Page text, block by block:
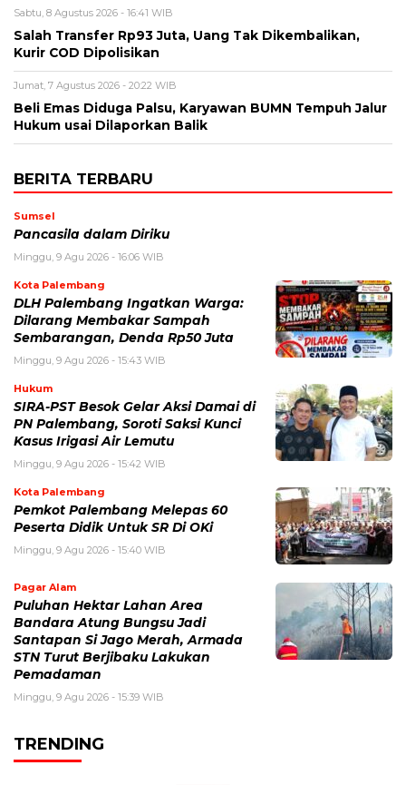
Sabtu, 8 Agustus 2026 - 16:41 WIB
Salah Transfer Rp93 Juta, Uang Tak Dikembalikan,
Kurir COD Dipolisikan
Jumat, 7 Agustus 2026 - 20:22 WIB
Beli Emas Diduga Palsu, Karyawan BUMN Tempuh Jalur
Hukum usai Dilaporkan Balik
BERITA TERBARU
Sumsel
Pancasila dalam Diriku
Minggu, 9 Agu 2026 - 16:06 WIB
Kota Palembang
DLH Palembang Ingatkan Warga:
Dilarang Membakar Sampah
Sembarangan, Denda Rp50 Juta
Minggu, 9 Agu 2026 - 15:43 WIB
Hukum
SIRA-PST Besok Gelar Aksi Damai di
PN Palembang, Soroti Saksi Kunci
Kasus Irigasi Air Lemutu
Minggu, 9 Agu 2026 - 15:42 WIB
Kota Palembang
Pemkot Palembang Melepas 60
Peserta Didik Untuk SR Di OKi
Minggu, 9 Agu 2026 - 15:40 WIB
Pagar Alam
Puluhan Hektar Lahan Area
Bandara Atung Bungsu Jadi
Santapan Si Jago Merah, Armada
STN Turut Berjibaku Lakukan
Pemadaman
Minggu, 9 Agu 2026 - 15:39 WIB
TRENDING